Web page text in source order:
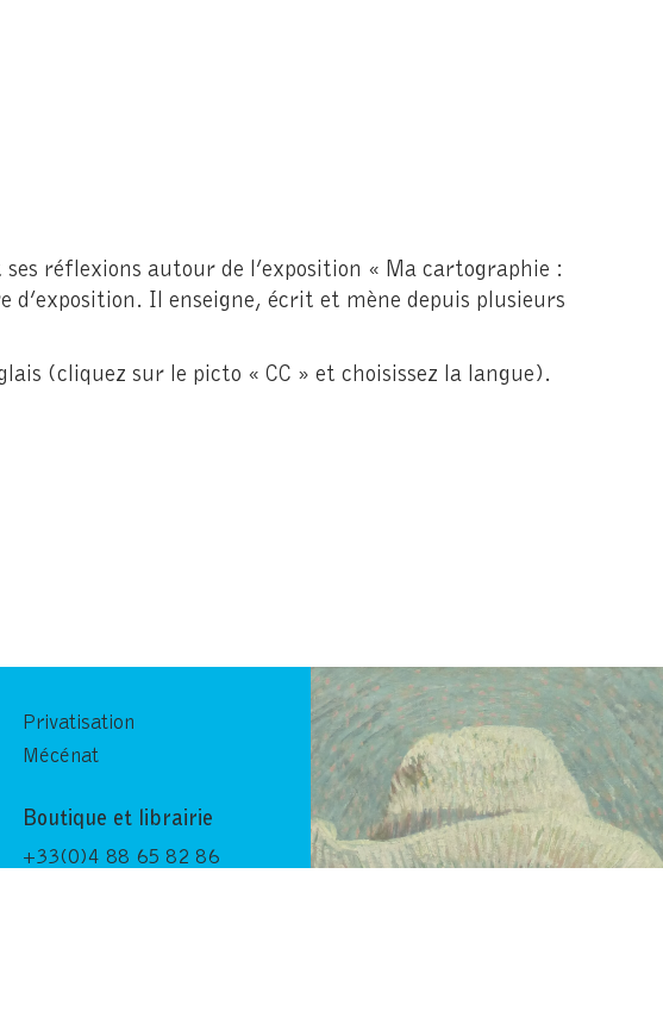
réflexions autour de l’exposition « Ma cartographie :
Il enseigne, écrit et mène depuis plusieurs
(cliquez sur le picto « CC » et choisissez la langue).
Privatisation
Mécénat
Boutique et librairie
+33(0)4 88 65 82 86